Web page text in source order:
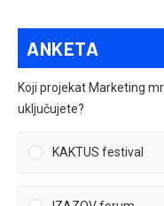
ANKETA
Koji projekat Marketing
uključujete?
KAKTUS festival